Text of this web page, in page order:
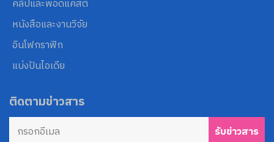
คลิปและพอดแคสต์
หนังสือและงานวิจัย
อินโฟกราฟิก
แบ่งปันไอเดีย
ติดตามข่าวสาร